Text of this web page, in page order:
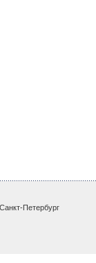
Петербург